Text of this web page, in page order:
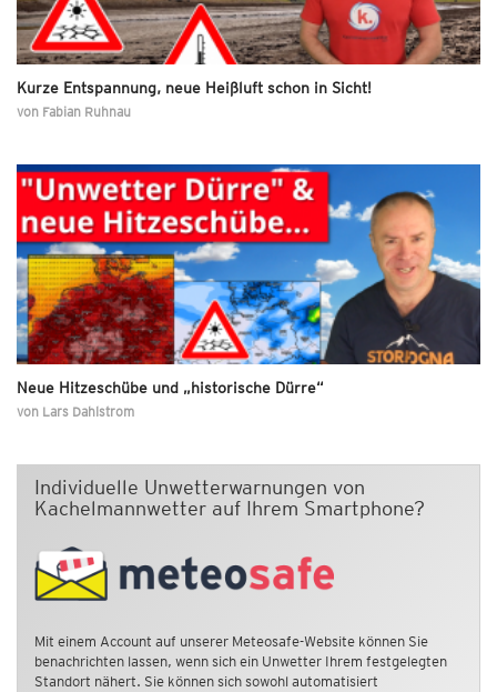
Kurze Entspannung, neue Heißluft schon in Sicht!
von Fabian Ruhnau
Neue Hitzeschübe und „historische Dürre“
von Lars Dahlstrom
Individuelle Unwetterwarnungen von
Kachelmannwetter auf Ihrem Smartphone?
Mit einem Account auf unserer Meteosafe-Website können Sie
benachrichten lassen, wenn sich ein Unwetter Ihrem festgelegten
Standort nähert. Sie können sich sowohl automatisiert